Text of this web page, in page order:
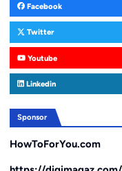
Facebook
Twitter
Youtube
Linkedin
Sponsor
HowToForYou.com